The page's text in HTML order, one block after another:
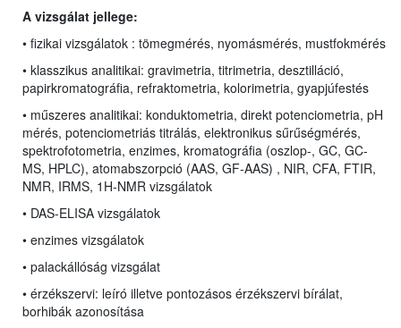
A vizsgálat jellege:
• fizikai vizsgálatok : tömegmérés, nyomásmérés, mustfokmérés
• klasszikus analitikai: gravimetria, titrimetria, desztilláció,
papirkromatográfia, refraktometria, kolorimetria, gyapjúfestés
• műszeres analitikai: konduktometria, direkt potenciometria, pH
mérés, potenciometriás titrálás, elektronikus sűrűségmérés,
spektrofotometria, enzimes, kromatográfia (oszlop-, GC, GC-
MS, HPLC), atomabszorpció (AAS, GF-AAS) , NIR, CFA, FTIR,
NMR, IRMS, 1H-NMR vizsgálatok
• DAS-ELISA vizsgálatok
• enzimes vizsgálatok
• palackállóság vizsgálat
• érzékszervi: leíró illetve pontozásos érzékszervi bírálat,
borhibák azonosítása